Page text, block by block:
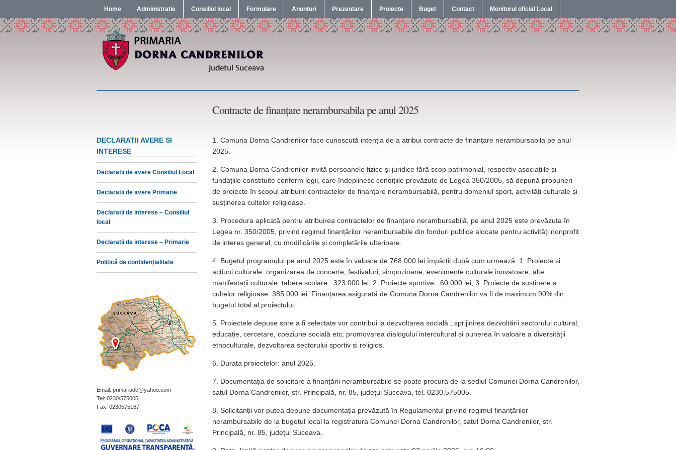
Home Administratie Consiliul local Formulare Anunturi Prezentare Proiecte Buget Contact Monitorul oficial Local
Contracte de finanțare nerambursabila pe anul 2025
DECLARATII AVERE SI
INTERESE
Declaratii de avere Consiliul Local
Declaratii de avere Primarie
Declaratii de interese – Consiliul
local
Declaratii de interese – Primarie
Politică de confidențialitate
Email: primariadc@yahoo.com
Tel: 0230/575005
Fax: 0230575167
1. Comuna Dorna Candrenilor face cunoscută intenția de a atribui contracte de finanțare nerambursabila pe anul
2025.
2. Comuna Dorna Candrenilor invită persoanele fizice și juridice fără scop patrimonial, respectiv asociațiile și
fundațiile constituite conform legii, care îndeplinesc condițiile prevăzute de Legea 350/2005, să depună propuneri
de proiecte în scopul atribuirii contractelor de finanțare nerambursabilă, pentru domeniul sport, activități culturale și
susținerea cultelor religioase.
3. Procedura aplicată pentru atribuirea contractelor de finanțare nerambursabilă, pe anul 2025 este prevăzuta în
Legea nr. 350/2005, privind regimul finanțărilor nerambursabile din fonduri publice alocate pentru activități nonprofit
de interes general, cu modificările și completările ulterioare.
4. Bugetul programului pe anul 2025 este în valoare de 768.000 lei împărțit după cum urmează: 1. Proiecte și
acțiuni culturale: organizarea de concerte, festivaluri, simpozioane, evenimente culturale inovatoare, alte
manifestații culturale, tabere școlare : 323.000 lei; 2. Proiecte sportive : 60.000 lei; 3. Proiecte de susținere a
cultelor religioase: 385.000 lei. Finanțarea asigurată de Comuna Dorna Candrenilor va fi de maximum 90% din
bugetul total al proiectului.
5. Proiectele depuse spre a fi selectate vor contribui la dezvoltarea socială ; sprijinirea dezvoltării sectorului cultural;
educație, cercetare, coeziune socială etc; promovarea dialogului intercultural și punerea în valoare a diversității
etnoculturale, dezvoltarea sectorului sportiv si religios.
6. Durata proiectelor: anul 2025.
7. Documentația de solicitare a finanțării nerambursabile se poate procura de la sediul Comunei Dorna Candrenilor,
satul Dorna Candrenilor, str. Principală, nr. 85, județul Suceava, tel. 0230.575005.
8. Solicitanții vor putea depune documentația prevăzută în Regulamentul privind regimul finanțărilor
nerambursabile de la bugetul local la registratura Comunei Dorna Candrenilor, satul Dorna Candrenilor, str.
Principală, nr. 85, județul Suceava.